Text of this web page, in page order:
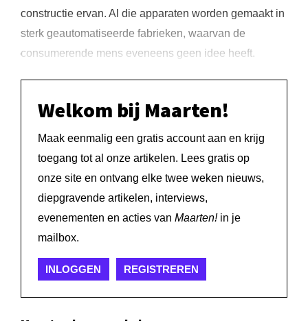
constructie ervan. Al die apparaten worden gemaakt in
sterk geautomatiseerde fabrieken, waarvan de
consumerende mens eveneens geen idee heeft.
Welkom bij Maarten!
Maak eenmalig een gratis account aan en krijg
toegang tot al onze artikelen. Lees gratis op
onze site en ontvang elke twee weken nieuws,
diepgravende artikelen, interviews,
evenementen en acties van Maarten!in je
mailbox.
INLOGGEN REGISTREREN